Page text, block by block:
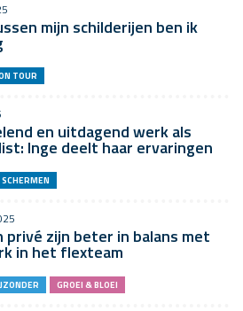
mijn schilderijen ben ik
TOUR
en uitdagend werk als
Inge deelt haar ervaringen
privé zijn beter in balans met
in het flexteam
GROEI & BLOEI